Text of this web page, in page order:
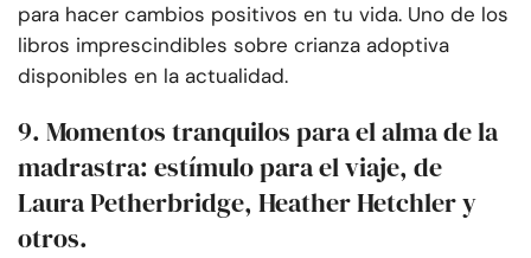
para hacer cambios positivos en tu vida. Uno de los
libros imprescindibles sobre crianza adoptiva
disponibles en la actualidad.
9. Momentos tranquilos para el alma de la
madrastra: estímulo para el viaje, de
Laura Petherbridge, Heather Hetchler y
otros.